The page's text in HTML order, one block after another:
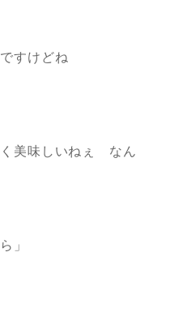
すけどね
く美味しいねぇ なん
」